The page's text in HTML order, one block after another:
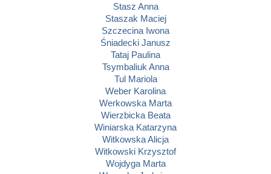
Stasz Anna
Staszak Maciej
Szczecina Iwona
Śniadecki Janusz
Tataj Paulina
Tsymbaliuk Anna
Tul Mariola
Weber Karolina
Werkowska Marta
Wierzbicka Beata
Winiarska Katarzyna
Witkowska Alicja
Witkowski Krzysztof
Wojdyga Marta